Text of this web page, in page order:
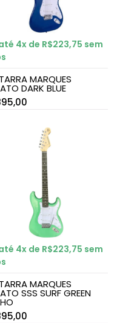
4x de R$223,75 sem
MARQUES
DARK BLUE
4x de R$223,75 sem
MARQUES
SSS SURF GREEN